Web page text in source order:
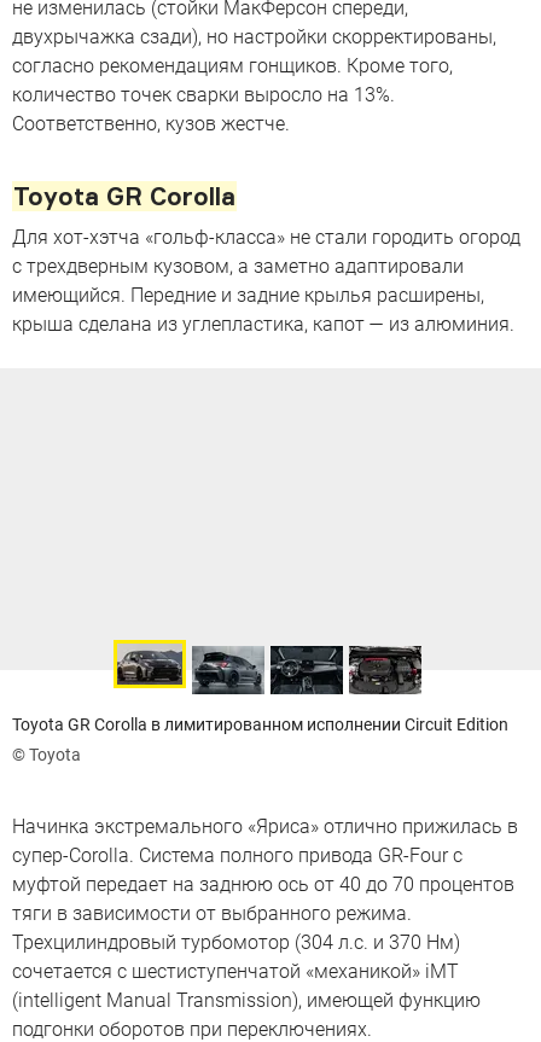
не изменилась (стойки МакФерсон спереди,
двухрычажка сзади), но настройки скорректированы,
согласно рекомендациям гонщиков. Кроме того,
количество точек сварки выросло на 13%.
Соответственно, кузов жестче.
Toyota GR Corolla
Для хот-хэтча «гольф-класса» не стали городить огород
с трехдверным кузовом, а заметно адаптировали
имеющийся. Передние и задние крылья расширены,
крыша сделана из углепластика, капот — из алюминия.
Toyota GR Corolla в лимитированном исполнении Circuit Edition
© Toyota
Начинка экстремального «Яриса» отлично прижилась в
супер-Corolla. Система полного привода GR-Four с
муфтой передает на заднюю ось от 40 до 70 процентов
тяги в зависимости от выбранного режима.
Трехцилиндровый турбомотор (304 л.с. и 370 Нм)
сочетается с шестиступенчатой «механикой» iMT
(intelligent Manual Transmission), имеющей функцию
подгонки оборотов при переключениях.